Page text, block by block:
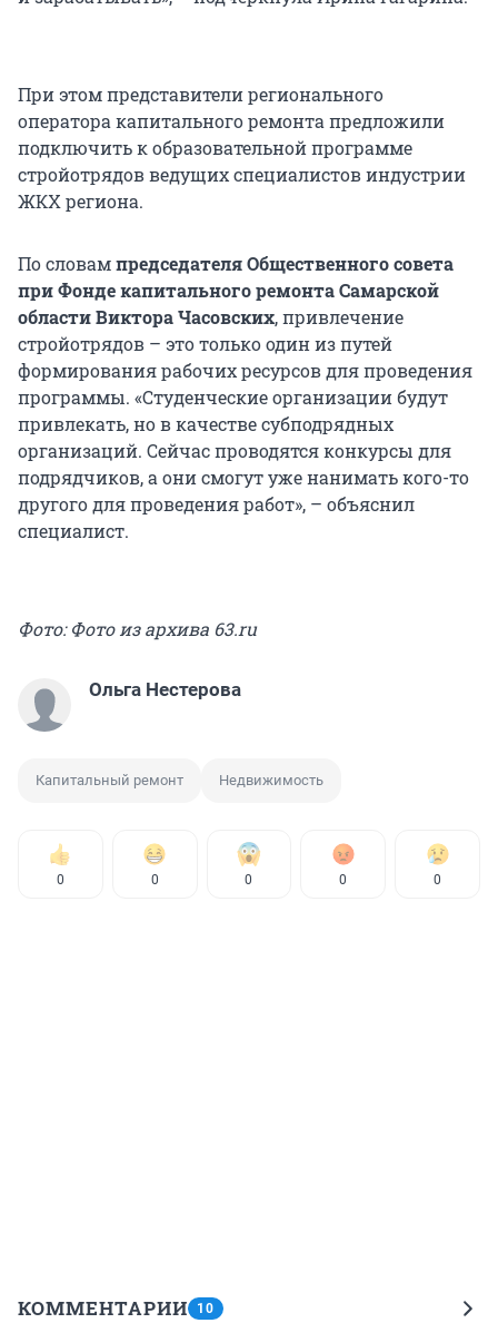
При этом представители регионального
оператора капитального ремонта предложили
подключить к образовательной программе
стройотрядов ведущих специалистов индустрии
ЖКХ региона.
По словампредседателя Общественного совета
при Фонде капитального ремонта Самарской
области Виктора Часовских, привлечение
стройотрядов – это только один из путей
формирования рабочих ресурсов для проведения
программы. «Студенческие организации будут
привлекать, но в качестве субподрядных
организаций. Сейчас проводятся конкурсы для
подрядчиков, а они смогут уже нанимать кого-то
другого для проведения работ», – объяснил
специалист.
Фото: Фото из архива 63.ru
Ольга Нестерова
Капитальный ремонт Недвижимость
0 0 0 0 0
КОММЕНТАРИИ 10